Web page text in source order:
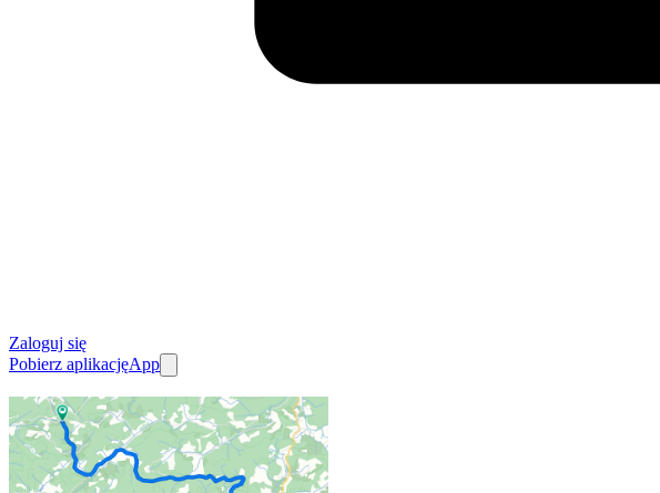
Zaloguj się
Pobierz aplikacjęApp